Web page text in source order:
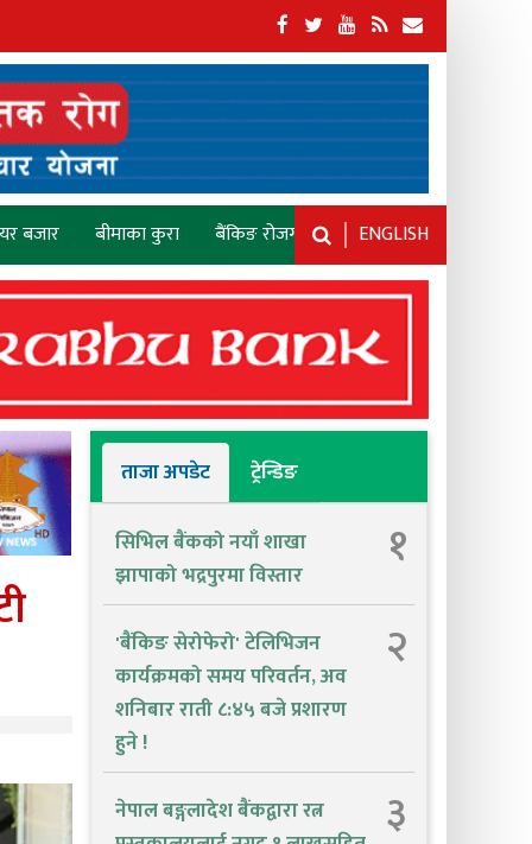
बजार बीमाका कुरा बैंकिङ रोजगारी ENGLISH
ताजा अपडेट ट्रेन्डिङ
सिभिल बैंकको नयाँ शाखा
झापाको भद्रपुरमा विस्तार
१
'बैंकिङ सेरोफेरो' टेलिभिजन
कार्यक्रमको समय परिवर्तन, अव
शनिबार राती ८:४५ बजे प्रशारण
हुने !
२
नेपाल बङ्गलादेश बैंकद्वारा रत्न
३